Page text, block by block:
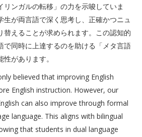
リンガルの転移」の力を示唆していま
生が両言語で深く思考し、正確かつニュ
替えることが求められます。この認知的
で同時に上達するのを助ける「メタ言語
があります。
believed that improving English
English instruction. However, our
can also improve through formal
language. This aligns with bilingual
that students in dual language